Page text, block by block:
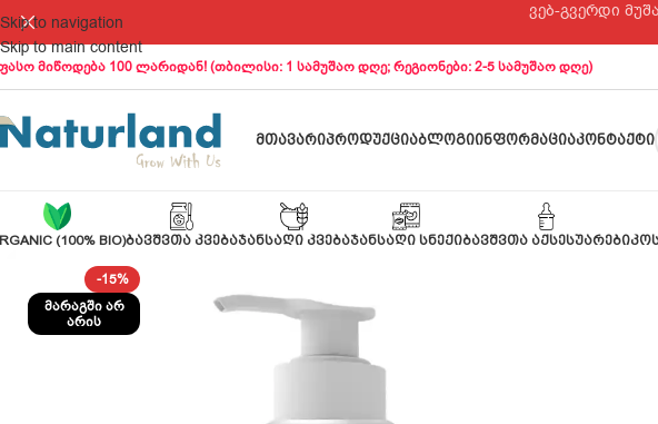
Skip to navigation
Skip to main content
ვებ-გვერდი
მიწოდება 100 ლარიდან! (თბილისი: 1 სამუშაო დღე; რეგიონები: 2-5 სამუშაო დღე)
ᲛᲗᲐᲕᲐᲠᲘᲞᲠᲝᲓᲣᲥᲪᲘᲐᲑᲚᲝᲒᲘᲘᲜᲤᲝᲠᲛᲐᲪᲘᲐᲙᲝᲜᲢᲐᲥᲢᲘ
(100% BIO)ᲑᲐᲕᲨᲕᲗᲐ ᲙᲕᲔᲑᲐᲯᲐᲜᲡᲐᲦᲘ ᲙᲕᲔᲑᲐᲯᲐᲜᲡᲐᲦᲘ ᲡᲜᲔᲥᲘᲑᲐᲕᲨᲕᲗᲐ ᲐᲥᲡᲔᲡᲣᲐᲠᲔᲑᲘ
-15%
ᲛᲐᲠᲐᲒᲨᲘ ᲐᲠ
ᲐᲠᲘᲡ